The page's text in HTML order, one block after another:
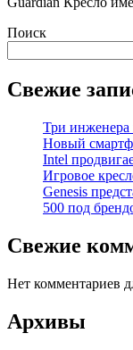
Поиск
Свежие
Три инженера
Новый
Intel
Игровое
Genesis
500 под
Свежие
Нет комментариев
Архивы